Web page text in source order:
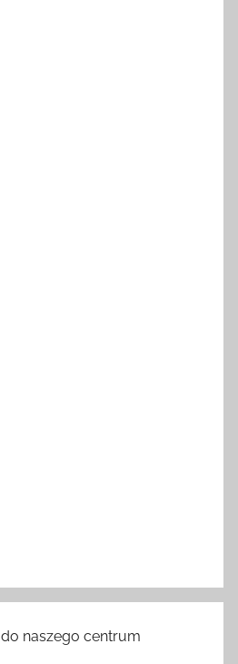
do naszego centrum